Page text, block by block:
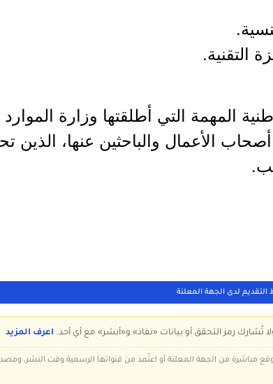
المهمة التي أطلقتها وزارة الموارد
الأعمال والباحثين عنها،
التقديم لدى الجهة المعلنة
تُشارك رمز التحقق أو بيانات «نفاذ» و«أبشر» مع أي أحد. اعرف المزيد
مباشرة من الجهة المعلنة أو اعتُمد من قنواتها الرسمية وقت النشر،